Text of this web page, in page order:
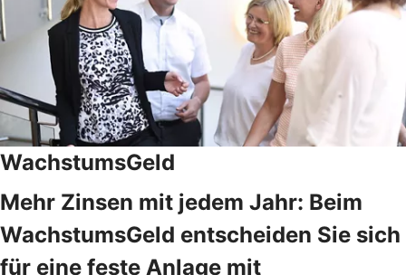
WachstumsGeld
Mehr Zinsen mit jedem Jahr: Beim
WachstumsGeld entscheiden Sie sich
für eine feste Anlage mit